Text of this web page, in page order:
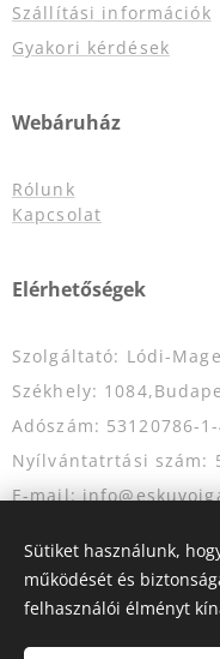
Szállítási információk
Gyakori kérdések
Webáruház
Rólunk
Kapcsolat
Elérhetőségek
Szolgáltató: Lódi-
Székhely:
Adószám: 53120786-
Nyílvántatrtási szám:
E-mail:
Sütiket használunk,
működését és
felhasználói élményt